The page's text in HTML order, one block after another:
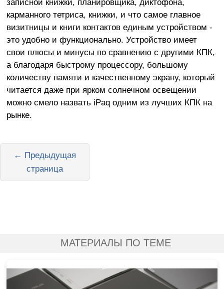
записной книжки, планировщика, диктофона,
карманного тетриса, книжки, и что самое главное
визитницы и книги контактов единым устройством -
это удобно и функционально. Устройство имеет
свои плюсы и минусы по сравнению с другими КПК,
а благодаря быстрому процессору, большому
количеству памяти и качественному экрану, который
читается даже при ярком солнечном освещении
можно смело назвать iPaq одним из лучших КПК на
рынке.
← Предыдущая
страница
МАТЕРИАЛЫ ПО ТЕМЕ